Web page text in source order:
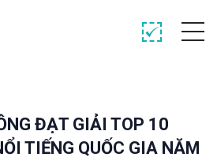
ĐẠT GIẢI TOP 10
TIẾNG QUỐC GIA NĂM